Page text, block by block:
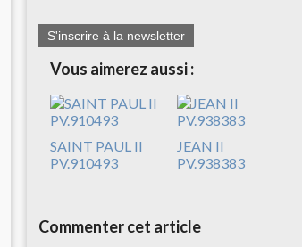
S'inscrire à la newsletter
Vous aimerez aussi :
SAINT PAUL II
PV.910493
JEAN II
PV.938383
Commenter cet article